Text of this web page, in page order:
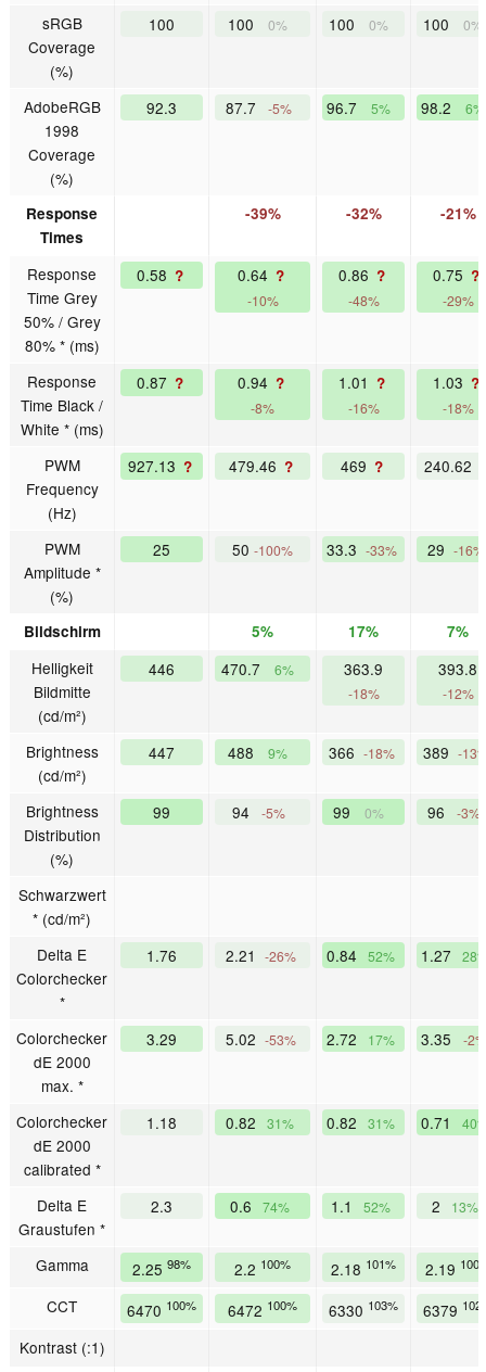
sRGB
Coverage
(%)
100 100 0% 100 0% 100 0%
AdobeRGB
1998
Coverage
(%)
92.3 87.7 -5% 96.7 5% 98.2 6%
Response
Times
-39% -32% -21%
Response
Time Grey
50% / Grey
80% * (ms)
0.58 ? 0.64 ?
-10%
0.86 ?
-48%
0.75 ?
-29%
Response
Time Black /
White * (ms)
0.87 ? 0.94 ?
-8%
1.01 ?
-16%
1.03 ?
-18%
PWM
Frequency
(Hz)
927.13 ? 479.46 ? 469 ? 240.62
PWM
Amplitude *
(%)
25 50 -100% 33.3 -33% 29 -16%
Bildschirm 5% 17% 7%
Helligkeit
Bildmitte
(cd/m²)
446 470.7 6% 363.9
-18%
393.8
-12%
Brightness
(cd/m²)
447 488 9% 366 -18% 389 -
Brightness
Distribution
(%)
99 94 -5% 99 0% 96 -3%
Schwarzwert
* (cd/m²)
Delta E
Colorchecker
*
1.76 2.21 -26% 0.84 52% 1.27
Colorchecker
dE 2000
max. *
3.29 5.02 -53% 2.72 17% 3.35 -2%
Colorchecker
dE 2000
calibrated *
1.18 0.82 31% 0.82 31% 0.71
Delta E
Graustufen *
2.3 0.6 74% 1.1 52% 2 13%
Gamma 2.25 98% 2.2 100% 2.18 101% 2.19
CCT 6470 100% 6472 100% 6330 103% 6379
Kontrast (:1)